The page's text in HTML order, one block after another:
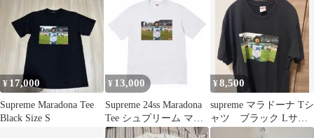
¥ 17,000
Supreme Maradona Tee
Black Size S
¥ 13,000
Supreme 24ss Maradona
Tee シュプリーム マラ
ドーナ
¥8,500
supreme マラドーナ Tシ
ャツ ブラック Lサイ
ズ